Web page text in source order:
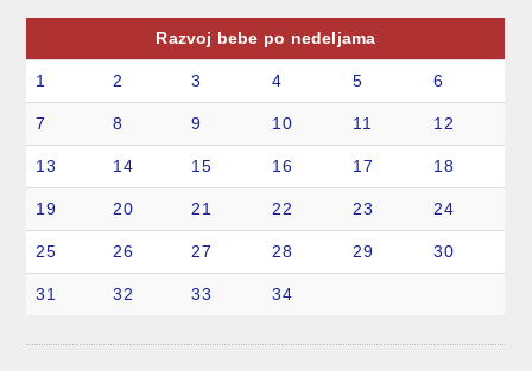
Razvoj bebe po nedeljama
1 2 3 4 5 6
7 8 9 10 11 12
13 14 15 16 17 18
19 20 21 22 23 24
25 26 27 28 29 30
31 32 33 34